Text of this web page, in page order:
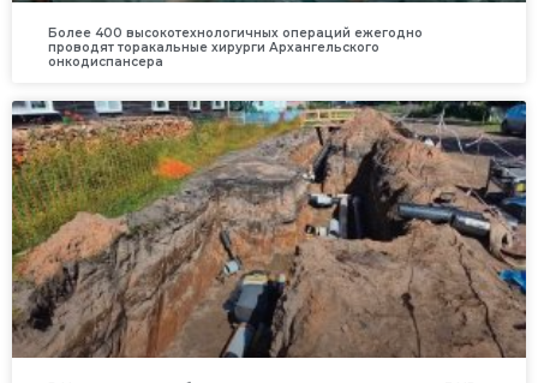
Более 400 высокотехнологичных операций ежегодно
проводят торакальные хирурги Архангельского
онкодиспансера